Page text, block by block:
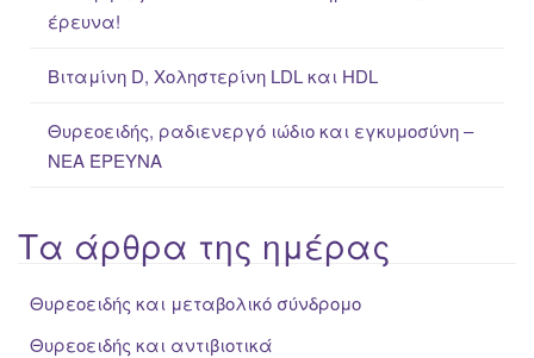
έρευνα!
Βιταμίνη D, Χοληστερίνη LDL και HDL
Θυρεοειδής, ραδιενεργό ιώδιο και εγκυμοσύνη –
ΝΕΑ ΈΡΕΥΝΑ
Τα άρθρα της ημέρας
Θυρεοειδής και μεταβολικό σύνδρομο
Θυρεοειδής και αντιβιοτικά